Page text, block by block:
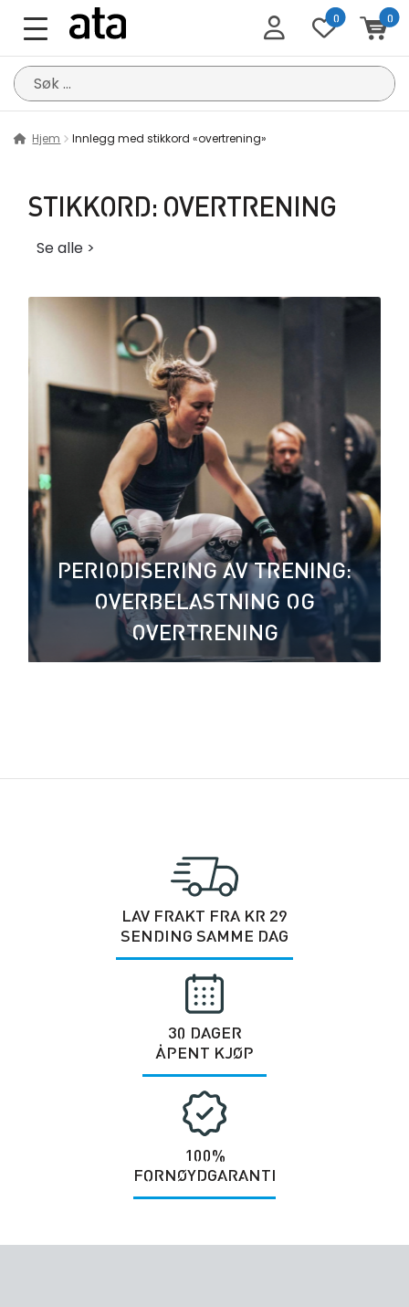
0 0
Søk
etter:
Hjem Innlegg med stikkord «overtrening»
STIKKORD: OVERTRENING
Se alle >
PERIODISERING AV TRENING:
OVERBELASTNING OG
OVERTRENING
LAV FRAKT FRA KR 29
SENDING SAMME DAG
30 DAGER
ÅPENT KJØP
100%
FORNØYDGARANTI